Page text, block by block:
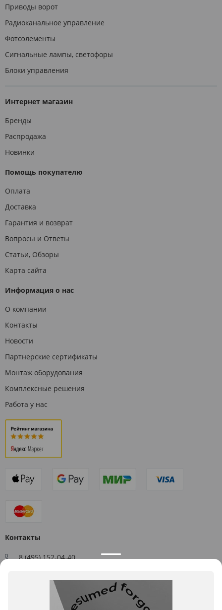
Приводы ворот
Радиоканальное управление
Фотоэлементы
Сигнальные лампы, светофоры
Блоки управления
Интернет магазин
Бренды
Распродажа
Новинки
Помощь покупателю
Оплата
Доставка
Гарантия и возврат
Вопросы и Ответы
Статьи, Обзоры
Карта сайта
Информация о нас
О компании
Контакты
Новости
Партнерские сертификаты
Монтаж оборудования
Комплексные решения
Работа у нас
Контакты
8 (495) 152-04-40
109544, г. Москва, ул. Большая Андроньевская, д. 17
Схема проезда